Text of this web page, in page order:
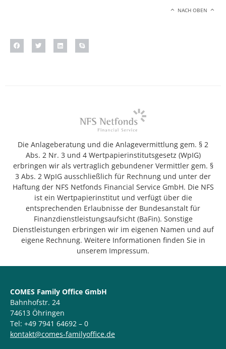
NACH OBEN
Die Anlageberatung und die Anlagevermittlung gem. § 2
Abs. 2 Nr. 3 und 4 Wertpapierinstitutsgesetz (WpIG)
erbringen wir als vertraglich gebundener Vermittler gem. §
3 Abs. 2 WpIG ausschließlich für Rechnung und unter der
Haftung der NFS Netfonds Financial Service GmbH. Die NFS
ist ein Wertpapierinstitut und verfügt über die
entsprechenden Erlaubnisse der Bundesanstalt für
Finanzdienstleistungsaufsicht (BaFin). Sonstige
Dienstleistungen erbringen wir im eigenen Namen und auf
eigene Rechnung. Weitere Informationen finden Sie in
unserem Impressum.
COMES Family Office GmbH
Bahnhofstr. 24
74613 Öhringen
Tel: +49 7941 64692 – 0
kontakt@comes-familyoffice.de